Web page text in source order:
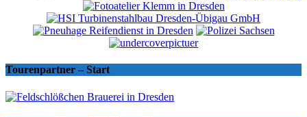
Tourenpartner – Start